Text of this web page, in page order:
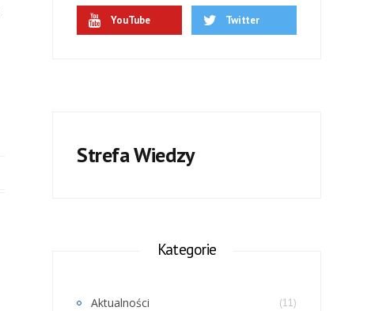
YouTube Twitter
Strefa Wiedzy
Kategorie
Aktualności (11)